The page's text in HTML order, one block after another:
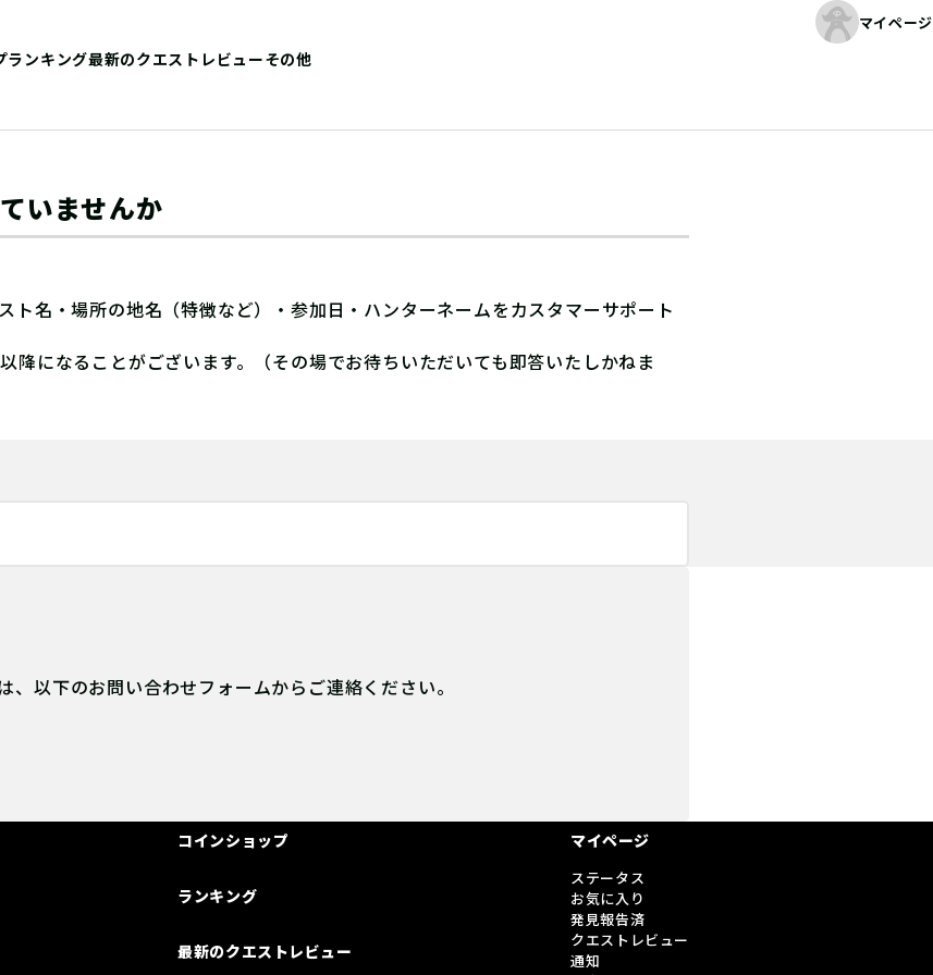
マイページ
ランキング最新のクエストレビューその他
いませんか
名・場所の地名（特徴など）・参加日・ハンターネームをカスタマーサポート
になることがございます。（その場でお待ちいただいても即答いたしかねま
以下のお問い合わせフォームからご連絡ください。
コインショップ
ランキング
最新のクエストレビュー
マイページ
ステータス
お気に入り
発見報告済
クエストレビュー
通知